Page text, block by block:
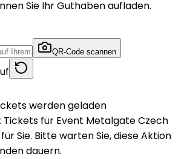
Sie Ihr Guthaben aufladen.
QR-Code scannen
werden geladen
Tickets für Event Metalgate Czech
Sie. Bitte warten Sie, diese Aktion
dauern.